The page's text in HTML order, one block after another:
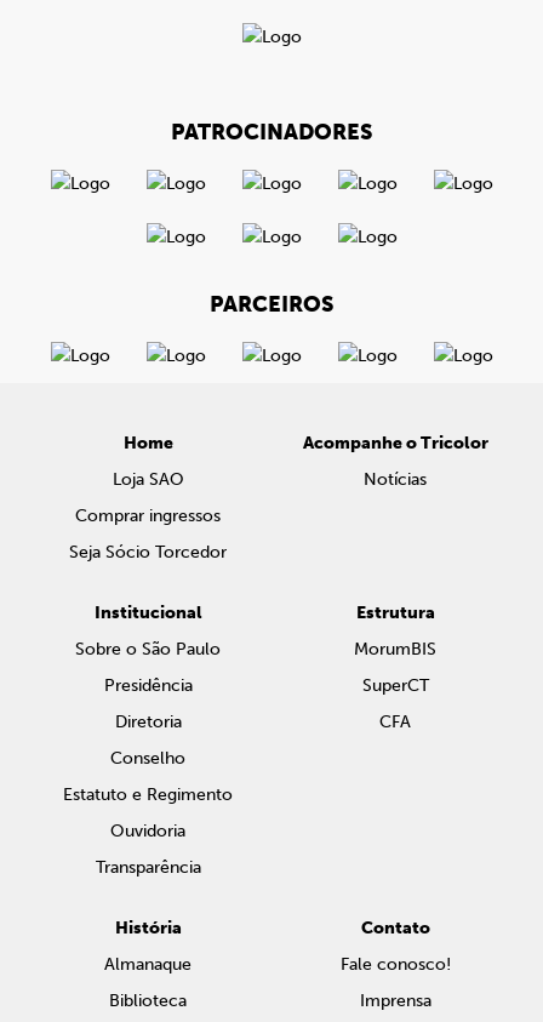
PATROCINADORES
PARCEIROS
Home
Loja SAO
Comprar ingressos
Seja Sócio Torcedor
Acompanhe o Tricolor
Notícias
Institucional
Sobre o São Paulo
Presidência
Diretoria
Conselho
Estatuto e Regimento
Ouvidoria
Transparência
Estrutura
MorumBIS
SuperCT
CFA
História
Almanaque
Biblioteca
Contato
Fale conosco!
Imprensa